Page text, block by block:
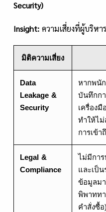
Security)
Insight: ความเสี่ยงที่ผู้บริห
มิติความเสี่ยง
Data
Leakage &
Security
หากพนั
บันทึกก
เครื่องมื
ทำให้ไ
การเข้า
Legal &
Compliance
ไม่มีกา
และเป็
ข้อมูลม
พิพาทท
คำสั่งซื้อ)